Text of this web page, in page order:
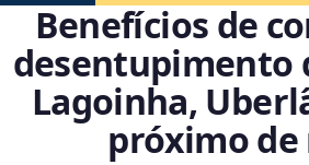
Benefícios de
desentupimento
Lagoinha,
próximo de